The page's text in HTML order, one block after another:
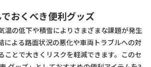
おくべき便利グッズ
温の低下や積雪によりさまざまな課題が発生
による路面状況の悪化や車両トラブルへの対
ことで大きくリスクを軽減できます。このセ